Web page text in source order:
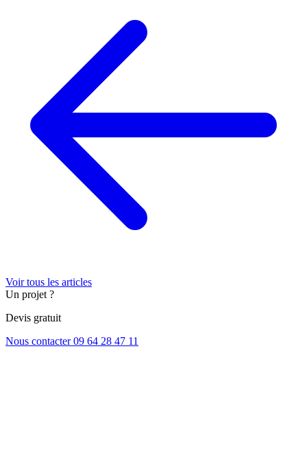
Voir tous les articles
Un projet ?
Devis gratuit
Nous contacter09 64 28 47 11